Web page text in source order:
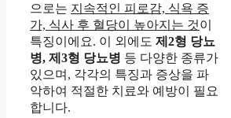
으로는 지속적인 피로감, 식욕 증
가, 식사 후 혈당이 높아지는 것이
특징이에요. 이 외에도 제2형 당뇨
병, 제3형 당뇨병 등 다양한 종류가
있으며, 각각의 특징과 증상을 파
악하여 적절한 치료와 예방이 필요
합니다.